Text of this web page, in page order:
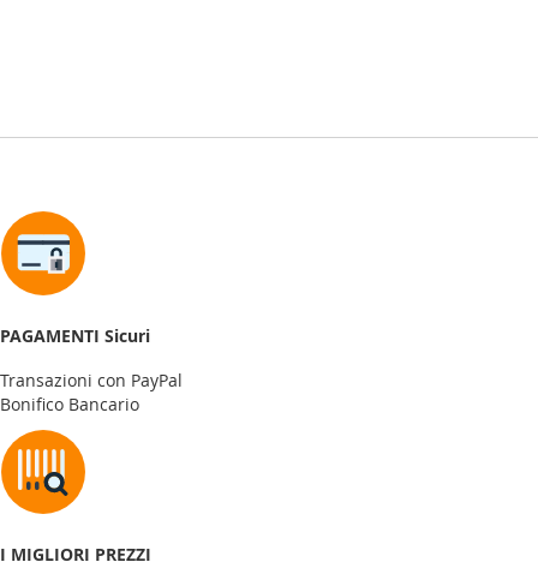
PAGAMENTI Sicuri
Transazioni con PayPal
Bonifico Bancario
I MIGLIORI PREZZI